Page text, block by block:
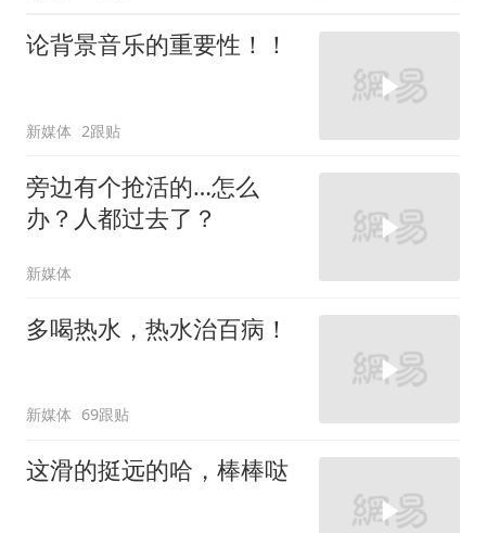
论背景音乐的重要性！！
新媒体 2跟贴
旁边有个抢活的…怎么
办？人都过去了？
新媒体
多喝热水，热水治百病！
新媒体 69跟贴
这滑的挺远的哈，棒棒哒